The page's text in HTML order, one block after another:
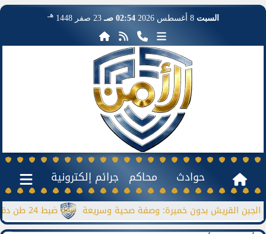
السبت 8 أغسطس 2026 02:54 صـ 23 صفر 1448 هـ
حوادث محاكم جرائم إلكترونية
ضبط 24 طن دقيق مدعم قبل بيعها بالسوق السوداء القريش بدون خميرة: وصفة صحية وسريعة